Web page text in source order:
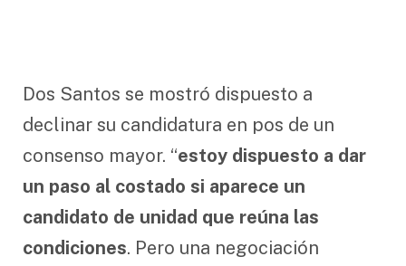
Dos Santos se mostró dispuesto a
declinar su candidatura en pos de un
consenso mayor. “estoy dispuesto a dar
un paso al costado si aparece un
candidato de unidad que reúna las
condiciones. Pero una negociación